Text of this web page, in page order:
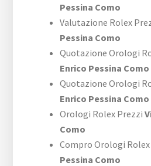
Pessina Como
Valutazione Rolex
Pessina Como
Quotazione Orologi
Enrico Pessina Como
Quotazione Orologi
Enrico Pessina Como
Orologi Rolex Prezzi
Como
Compro Orologi
Pessina Como